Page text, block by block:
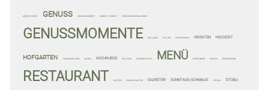
GEMÜTLICHKEIT GENUSS GENUSS-MOMENTE GENUSS. FEINKOST GENUSSADVENTSKALENDER
GENUSSMOMENTE GRILLADEN GRILLEN GÄSTEZIMMER HEIRATEN HOCHZEIT
HOFGARTEN JAHRESAUSKLANG KOCHEN KOCHKURSE KOLLEGEN KÜCHENPLAUSCH MENÜ MENÜ-ABEND MONTAG RESERVIERUNG
RESTAURANT ROTWEIN RÄUMLICHKEITEN SILVESTER SONNTAGS-SCHMAUS SPECIAL STÜBLI